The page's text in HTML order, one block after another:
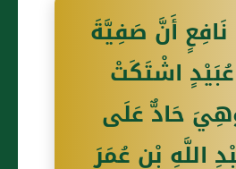
أَنَّ صَفِيَّةَ
اشْتَكَتْ
حَادٌّ عَلَى
اللَّهِ بْنِ عُمَرَ